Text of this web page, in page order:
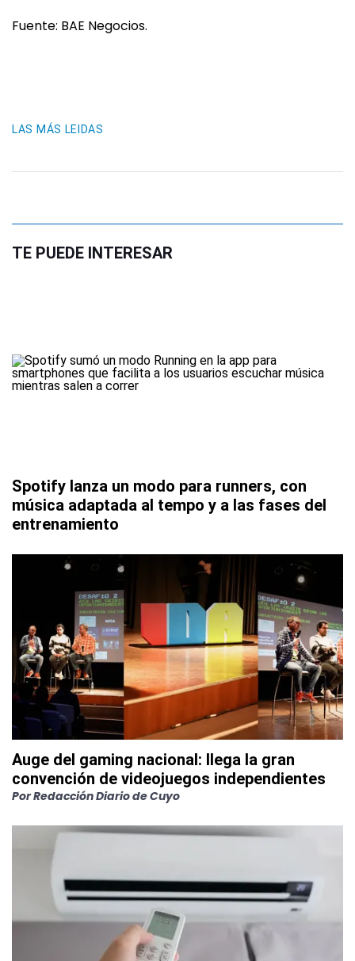
Fuente: BAE Negocios.
LAS MÁS LEIDAS
TE PUEDE INTERESAR
Spotify lanza un modo para runners, con
música adaptada al tempo y a las fases del
entrenamiento
Auge del gaming nacional: llega la gran
convención de videojuegos independientes
PorRedacción Diario de Cuyo